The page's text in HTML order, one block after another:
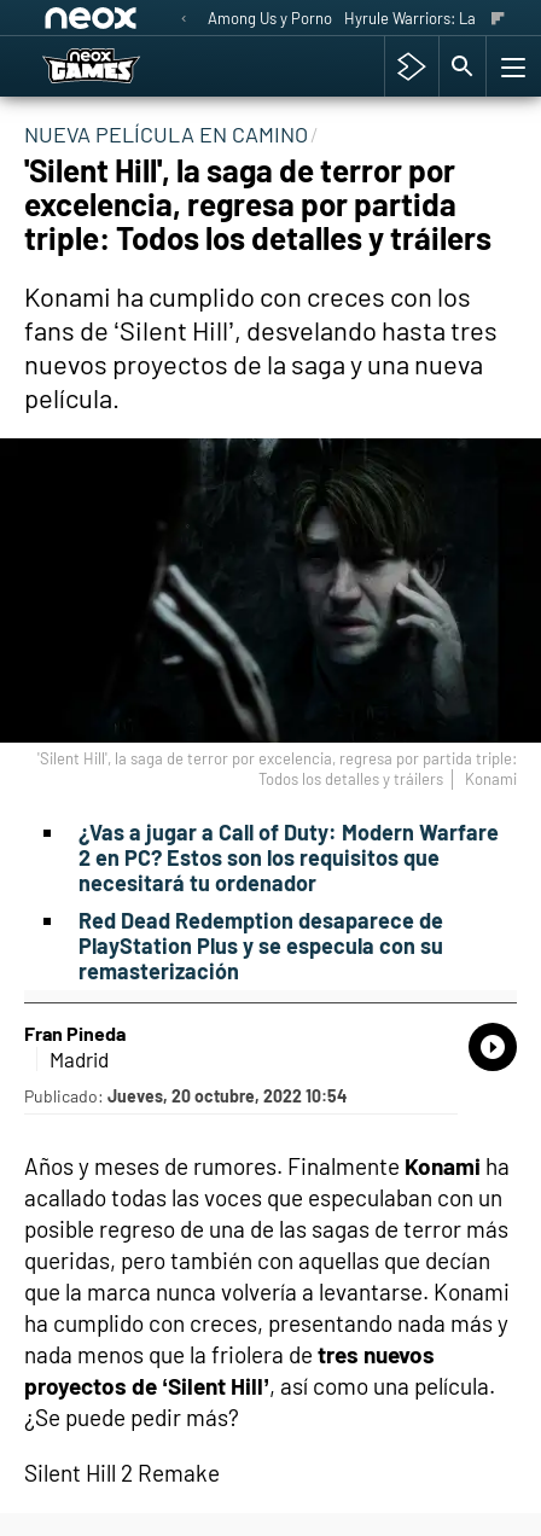
Among Us y Porno Hyrule Warriors: La Era del
NUEVA PELÍCULA EN CAMINO
'Silent Hill', la saga de terror por
excelencia, regresa por partida
triple: Todos los detalles y tráilers
Konami ha cumplido con creces con los
fans de ‘Silent Hill’, desvelando hasta tres
nuevos proyectos de la saga y una nueva
película.
'Silent Hill', la saga de terror por excelencia, regresa por partida triple:
Todos los detalles y tráilers
Konami
¿Vas a jugar a Call of Duty: Modern Warfare
2 en PC? Estos son los requisitos que
necesitará tu ordenador
Red Dead Redemption desaparece de
PlayStation Plus y se especula con su
remasterización
Fran Pineda
Madrid
Publicado: Jueves, 20 octubre, 2022 10:54
Años y meses de rumores. Finalmente Konami ha
acallado todas las voces que especulaban con un
posible regreso de una de las sagas de terror más
queridas, pero también con aquellas que decían
que la marca nunca volvería a levantarse. Konami
ha cumplido con creces, presentando nada más y
nada menos que la friolera de tres nuevos
proyectos de ‘Silent Hill’, así como una película.
¿Se puede pedir más?
Silent Hill 2 Remake